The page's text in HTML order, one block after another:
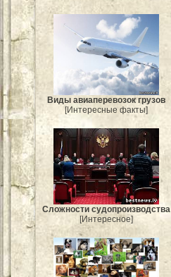
Виды авиаперевозок грузов
[Интересные факты]
Сложности судопроизводства
[Интересное]